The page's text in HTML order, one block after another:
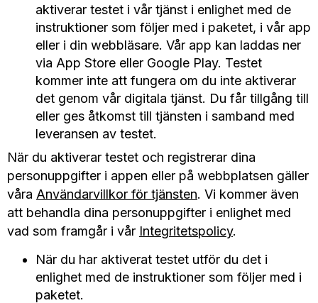
aktiverar testet i vår tjänst i enlighet med de
instruktioner som följer med i paketet, i vår app
eller i din webbläsare. Vår app kan laddas ner
via App Store eller Google Play. Testet
kommer inte att fungera om du inte aktiverar
det genom vår digitala tjänst. Du får tillgång till
eller ges åtkomst till tjänsten i samband med
leveransen av testet.
När du aktiverar testet och registrerar dina
personuppgifter i appen eller på webbplatsen gäller
våra Användarvillkor för tjänsten. Vi kommer även
att behandla dina personuppgifter i enlighet med
vad som framgår i vår Integritetspolicy.
När du har aktiverat testet utför du det i
enlighet med de instruktioner som följer med i
paketet.